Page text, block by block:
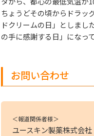
ちょうどその頃からドラッ
ドクリームの日」としまし
の手に感謝する日」になっ
お問い合わせ
＜報道関係者様＞
ユースキン製薬株式会